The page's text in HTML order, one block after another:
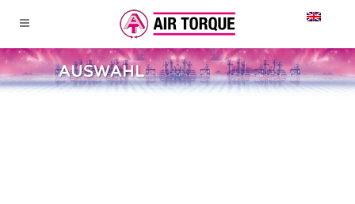
AUSWAHL